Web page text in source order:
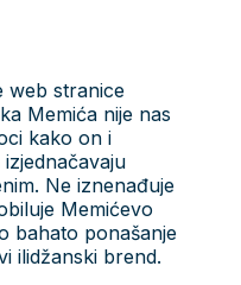
web stranice
Memića nije nas
kako on i
Ne iznenađuje
Memićevo
bahato ponašanje
ilidžanski brend.